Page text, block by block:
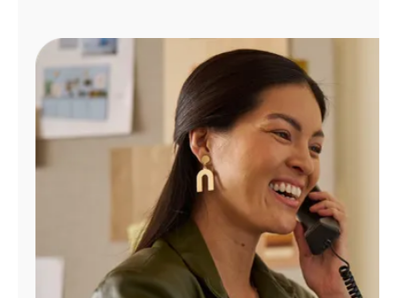
Administrar
cuenta
Encuentra
tienda